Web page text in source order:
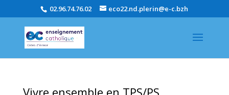
02.96.74.76.02 eco22.nd.plerin@e-c.bzh
Vivre ensemble en TPS/PS